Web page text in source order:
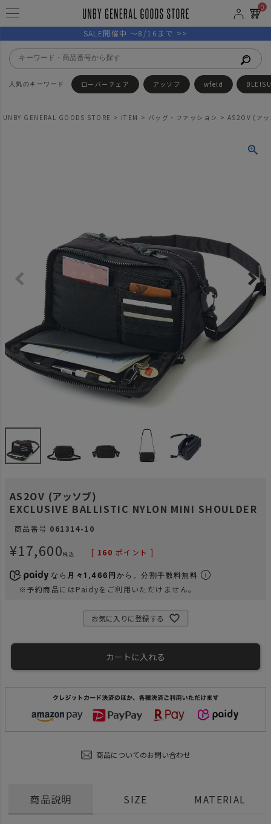
0
SALE開催中 ～8/16まで >>
ローバーチェア アッソブ wfeld
UNBY GENERAL GOODS STORE ITEM バッグ・ファッション AS2OV (ア
AS2OV (アッソブ)
EXCLUSIVE BALLISTIC NYLON MINI SHOULDER
商品番号 061314-10
¥17,600税込 [ 160 ポイント ]
なら 月々1,466円 から。分割手数料無料
※予約商品にはPaidyをご利用いただけません。
お気に入りに登録する
カートに入れる
商品についてのお問い合わせ
商品説明 SIZE MATERIAL